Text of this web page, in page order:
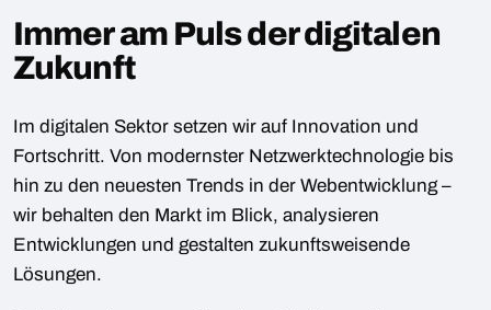
Immer am Puls der digitalen
Zukunft
Im digitalen Sektor setzen wir auf Innovation und
Fortschritt. Von modernster Netzwerktechnologie bis
hin zu den neuesten Trends in der Webentwicklung –
wir behalten den Markt im Blick, analysieren
Entwicklungen und gestalten zukunftsweisende
Lösungen.